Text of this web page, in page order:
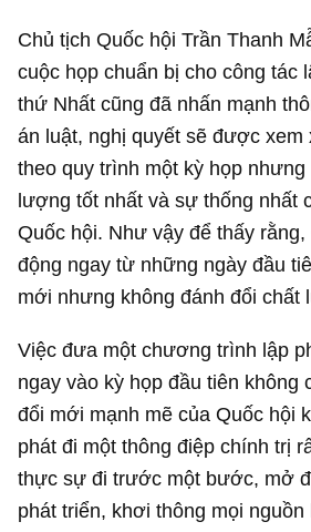
Chủ tịch Quốc hội Trần Thanh
cuộc họp chuẩn bị cho công tác
thứ Nhất cũng đã nhấn mạnh
án luật, nghị quyết sẽ được xem
theo quy trình một kỳ họp
lượng tốt nhất và sự thống nhất
Quốc hội. Như vậy để thấy
động ngay từ những ngày đầu
mới nhưng không đánh đổi chất
Việc đưa một chương trình lập
ngay vào kỳ họp đầu tiên không
đổi mới mạnh mẽ của Quốc hội
phát đi một thông điệp chính trị
thực sự đi trước một bước, mở
phát triển, khơi thông mọi